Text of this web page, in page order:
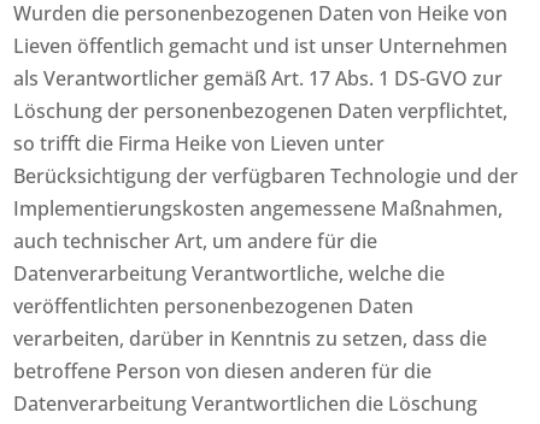
Wurden die personenbezogenen Daten von Heike von
Lieven öffentlich gemacht und ist unser Unternehmen
als Verantwortlicher gemäß Art. 17 Abs. 1 DS-GVO zur
Löschung der personenbezogenen Daten verpflichtet,
so trifft die Firma Heike von Lieven unter
Berücksichtigung der verfügbaren Technologie und der
Implementierungskosten angemessene Maßnahmen,
auch technischer Art, um andere für die
Datenverarbeitung Verantwortliche, welche die
veröffentlichten personenbezogenen Daten
verarbeiten, darüber in Kenntnis zu setzen, dass die
betroffene Person von diesen anderen für die
Datenverarbeitung Verantwortlichen die Löschung